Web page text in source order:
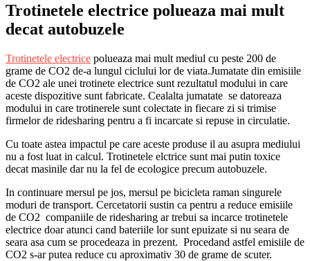
Trotinetele electrice polueaza mai mult
decat autobuzele
Trotinetele electrice polueaza mai mult mediul cu peste 200 de
grame de CO2 de-a lungul ciclului lor de viata.Jumatate din emisiile
de CO2 ale unei trotinete electrice sunt rezultatul modului in care
aceste dispozitive sunt fabricate. Cealalta jumatate se datoreaza
modului in care trotinerele sunt colectate in fiecare zi si trimise
firmelor de ridesharing pentru a fi incarcate si repuse in circulatie.
Cu toate astea impactul pe care aceste produse il au asupra mediului
nu a fost luat in calcul. Trotinetele elctrice sunt mai putin toxice
decat masinile dar nu la fel de ecologice precum autobuzele.
In continuare mersul pe jos, mersul pe bicicleta raman singurele
moduri de transport. Cercetatorii sustin ca pentru a reduce emisiile
de CO2 companiile de ridesharing ar trebui sa incarce trotinetele
electrice doar atunci cand bateriile lor sunt epuizate si nu seara de
seara asa cum se procedeaza in prezent. Procedand astfel emisiile de
CO2 s-ar putea reduce cu aproximativ 30 de grame de scuter.